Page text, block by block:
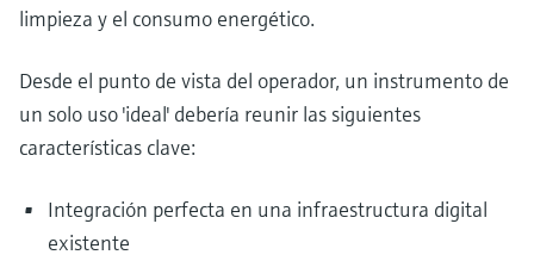
limpieza y el consumo energético.
Desde el punto de vista del operador, un instrumento de
un solo uso 'ideal' debería reunir las siguientes
características clave:
Integración perfecta en una infraestructura digital
existente